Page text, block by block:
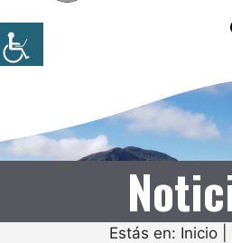
Estás en: Inicio